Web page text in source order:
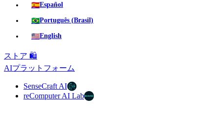
🇪🇸Español
🇧🇷Português (Brasil)
🇺🇸English
ストア 🛍️
AIプラットフォーム
SenseCraft AI
reComputer AI Lab